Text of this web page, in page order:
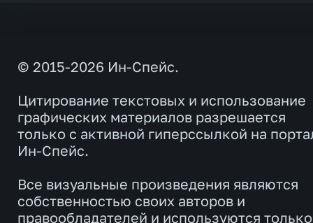
© 2015-2026 Ин-Спейс.
Цитирование текстовых и использование
графических материалов разрешается
только с активной гиперссылкой на
Ин-Спейс.
Все визуальные произведения являются
собственностью своих авторов и
правообладателей и используются